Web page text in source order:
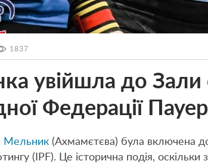
1837
увійшла до Зали
Федерації
Мельник (Ахмамєтєва) була включена
(IPF). Це історична подія, оскільки